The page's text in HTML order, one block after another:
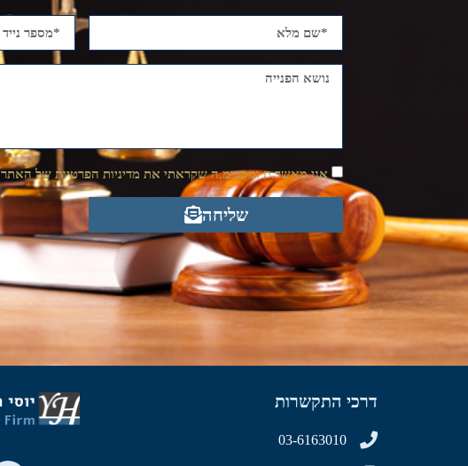
אני מאשר.ת ומסכימ.ה שקראתי את מדיניות הפרטיות של האתר
שליחה
דרכי התקשרות
03-6163010